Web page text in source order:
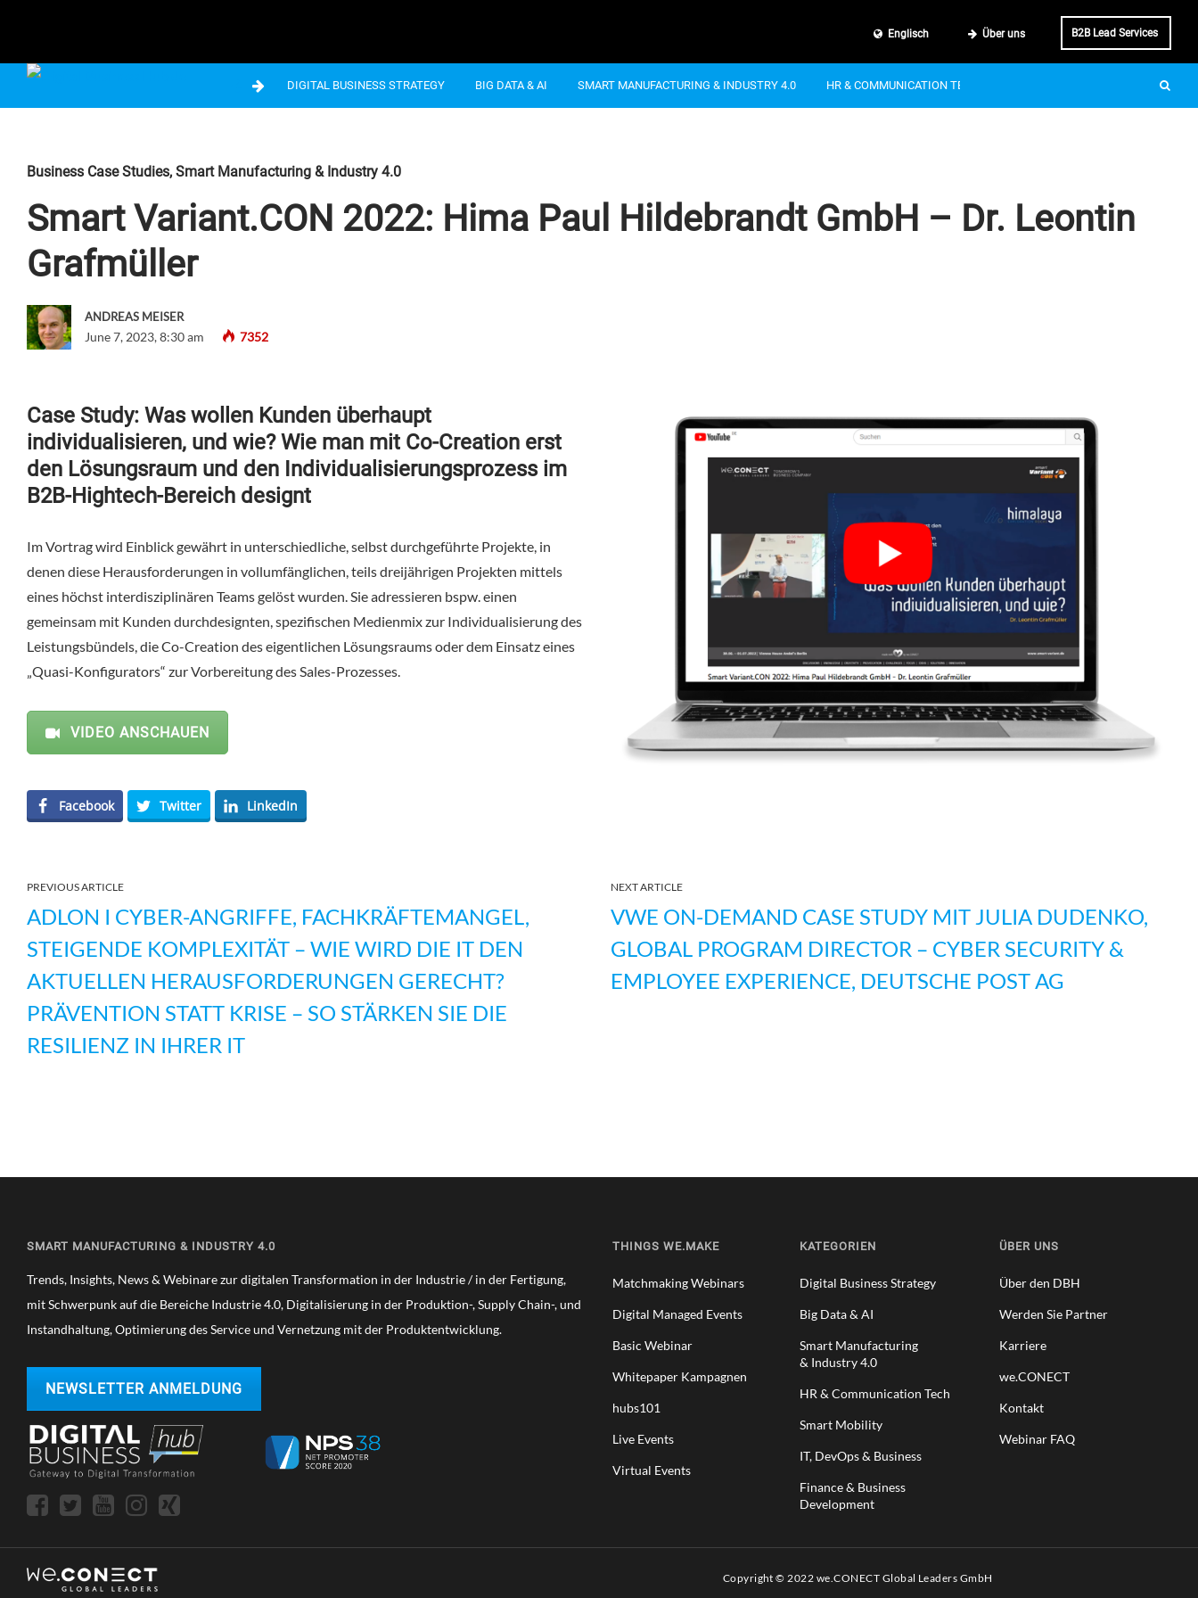
Englisch Über uns B2B Lead Services
DIGITAL BUSINESS STRATEGY BIG DATA & AI SMART MANUFACTURING & INDUSTRY 4.0 HR & COMMUNICATION TECH IT &
Business Case Studies, Smart Manufacturing & Industry 4.0
Smart Variant.CON 2022: Hima Paul Hildebrandt GmbH – Dr. Leontin
Grafmüller
ANDREAS MEISER
June 7, 2023, 8:30 am 7352
Case Study: Was wollen Kunden überhaupt
individualisieren, und wie? Wie man mit Co-Creation erst
den Lösungsraum und den Individualisierungsprozess im
B2B-Hightech-Bereich designt
Im Vortrag wird Einblick gewährt in unterschiedliche, selbst durchgeführte Projekte, in
denen diese Herausforderungen in vollumfänglichen, teils dreijährigen Projekten mittels
eines höchst interdisziplinären Teams gelöst wurden. Sie adressieren bspw. einen
gemeinsam mit Kunden durchdesignten, spezifischen Medienmix zur Individualisierung des
Leistungsbündels, die Co-Creation des eigentlichen Lösungsraums oder dem Einsatz eines
„Quasi-Konfigurators“ zur Vorbereitung des Sales-Prozesses.
VIDEO ANSCHAUEN
Facebook Twitter LinkedIn
PREVIOUS ARTICLE
ADLON I CYBER-ANGRIFFE, FACHKRÄFTEMANGEL,
STEIGENDE KOMPLEXITÄT – WIE WIRD DIE IT DEN
AKTUELLEN HERAUSFORDERUNGEN GERECHT?
PRÄVENTION STATT KRISE – SO STÄRKEN SIE DIE
RESILIENZ IN IHRER IT
NEXT ARTICLE
VWE ON-DEMAND CASE STUDY MIT JULIA DUDENKO,
GLOBAL PROGRAM DIRECTOR – CYBER SECURITY &
EMPLOYEE EXPERIENCE, DEUTSCHE POST AG
SMART MANUFACTURING & INDUSTRY 4.0
Trends, Insights, News & Webinare zur digitalen Transformation in der Industrie / in der Fertigung,
mit Schwerpunk auf die Bereiche Industrie 4.0, Digitalisierung in der Produktion-, Supply Chain-, und
Instandhaltung, Optimierung des Service und Vernetzung mit der Produktentwicklung.
NEWSLETTER ANMELDUNG
THINGS WE.MAKE
Matchmaking Webinars
Digital Managed Events
Basic Webinar
Whitepaper Kampagnen
hubs101
Live Events
Virtual Events
KATEGORIEN
Digital Business Strategy
Big Data & AI
Smart Manufacturing
& Industry 4.0
HR & Communication Tech
Smart Mobility
IT, DevOps & Business
Finance & Business
Development
ÜBER UNS
Über den DBH
Werden Sie Partner
Karriere
we.CONECT
Kontakt
Webinar FAQ
Copyright © 2022 we.CONECT Global Leaders GmbH